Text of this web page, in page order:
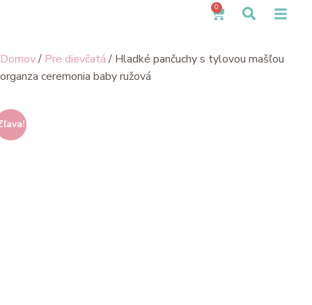
0
Domov/ Pre dievčatá/ Hladké pančuchy s tylovou mašľou
organza ceremonia baby ružová